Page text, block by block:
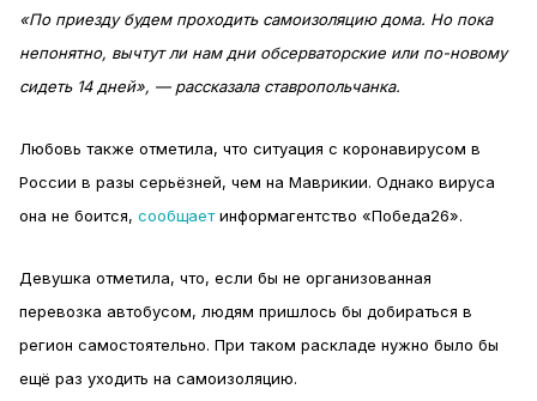
«По приезду будем проходить самоизоляцию дома. Но пока
непонятно, вычтут ли нам дни обсерваторские или по-новому
сидеть 14 дней», — рассказала ставропольчанка.
Любовь также отметила, что ситуация с коронавирусом в
России в разы серьёзней, чем на Маврикии. Однако вируса
она не боится, сообщаетинформагентство «Победа26».
Девушка отметила, что, если бы не организованная
перевозка автобусом, людям пришлось бы добираться в
регион самостоятельно. При таком раскладе нужно было бы
ещё раз уходить на самоизоляцию.